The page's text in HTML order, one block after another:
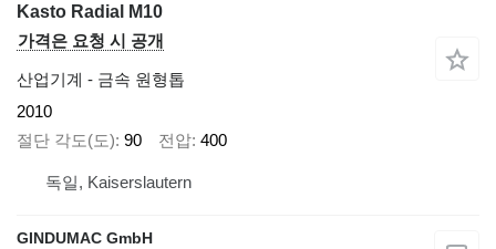
Kasto Radial M10
가격은 요청 시 공개
산업기계 - 금속 원형톱
2010
절단 각도(도) 90 전압 400
독일, Kaiserslautern
GINDUMAC GmbH